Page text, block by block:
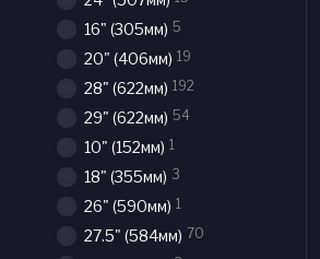
16" (305мм) 5
20" (406мм) 19
28" (622мм) 192
29" (622мм) 54
10" (152мм) 1
18" (355мм) 3
26" (590мм) 1
27.5" (584мм) 70